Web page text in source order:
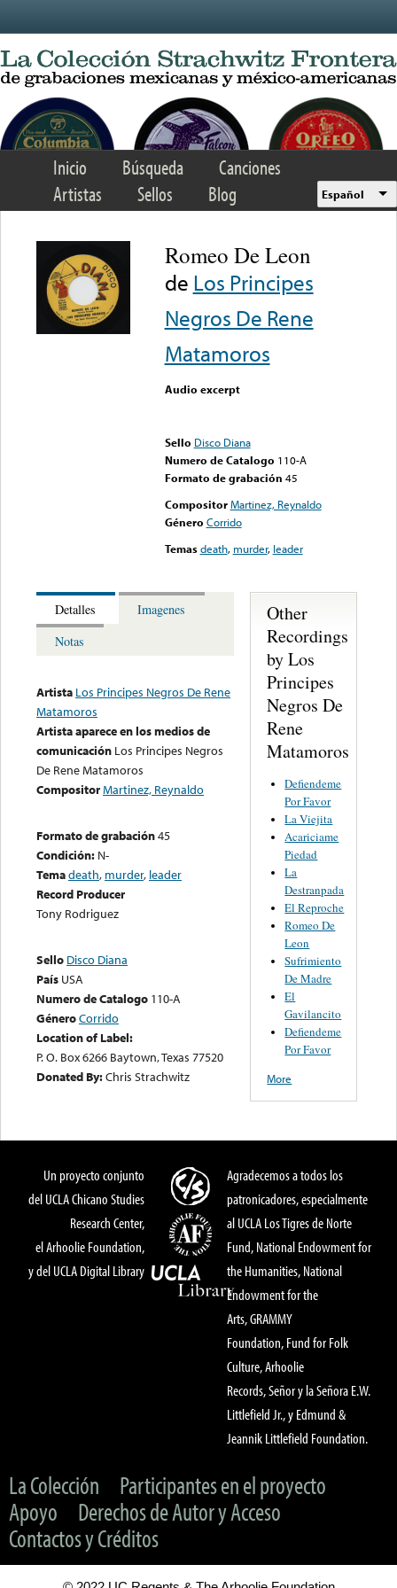
Inicio Búsqueda
Canciones
Artistas
Sellos Blog Español
Romeo De Leon
de Los Principes
Negros De Rene
Matamoros
Audio excerpt
Sello Disco Diana
Numero de Catalogo 110-A
Formato de grabación 45
Compositor Martinez, Reynaldo
Género Corrido
Temas death, murder, leader
Detalles
Imagenes
Notas
Artista Los Principes Negros De Rene
Matamoros
Artista aparece en los medios de
comunicación Los Principes Negros
De Rene Matamoros
CompositorMartinez, Reynaldo
Formato de grabación45
Condición: N-
Temadeath, murder, leader
Record Producer
Tony Rodriguez
Sello Disco Diana
País USA
Numero de Catalogo 110-A
GéneroCorrido
Location of Label:
P. O. Box 6266 Baytown, Texas 77520
Donated By:Chris Strachwitz
Other
Recordings
by Los
Principes
Negros De
Rene
Matamoros
Defiendeme
Por Favor
La Viejita
Acariciame
Piedad
La
Destranpada
El Reproche
Romeo De
Leon
Sufrimiento
De Madre
El
Gavilancito
Defiendeme
Por Favor
More
Un proyecto conjunto
del UCLA Chicano Studies
Research Center,
el Arhoolie Foundation,
y del UCLA Digital Library
Agradecemos a todos los
patronicadores, especialmente
al UCLA Los Tigres de Norte
Fund, National Endowment for
the Humanities, National
Endowment for the
Arts, GRAMMY
Foundation, Fund for Folk
Culture, Arhoolie
Records, Señor y la Señora E.W.
Littlefield Jr., y Edmund &
Jeannik Littlefield Foundation.
La Colección
Participantes en el proyecto
Apoyo
Derechos de Autor y Acceso
Contactos y Créditos